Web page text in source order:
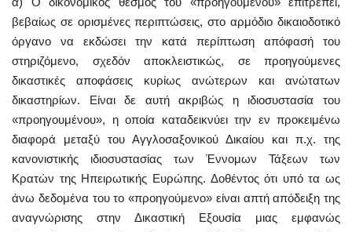
βεβαίως σε ορισμένες περιπτώσεις, στο αρμόδιο δικαιοδοτικό
όργανο να εκδώσει την κατά περίπτωση απόφασή του
στηριζόμενο, σχεδόν αποκλειστικώς, σε προηγούμενες
δικαστικές αποφάσεις κυρίως ανώτερων και ανώτατων
δικαστηρίων. Είναι δε αυτή ακριβώς η ιδιοσυστασία του
«προηγουμένου», η οποία καταδεικνύει την εν προκειμένω
διαφορά μεταξύ του Αγγλοσαξονικού Δικαίου και π.χ. της
κανονιστικής ιδιοσυστασίας των Έννομων Τάξεων των
Κρατών της Ηπειρωτικής Ευρώπης. Δοθέντος ότι υπό τα ως
άνω δεδομένα του το «προηγούμενο» είναι απτή απόδειξη της
αναγνώρισης στην Δικαστική Εξουσία μιας εμφανώς